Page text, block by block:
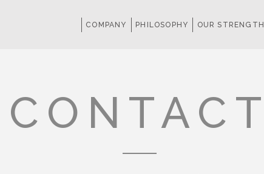
COMPANY PHILOSOPHY OUR STRENGTH
CONTACT